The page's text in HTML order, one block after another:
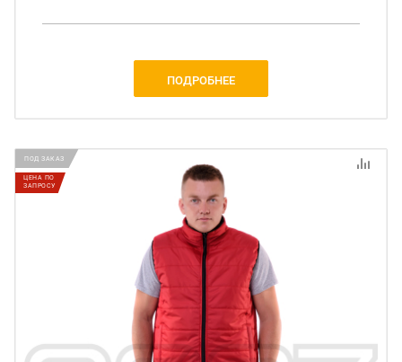
ПОДРОБНЕЕ
ПОД ЗАКАЗ
ЦЕНА ПО
ЗАПРОСУ